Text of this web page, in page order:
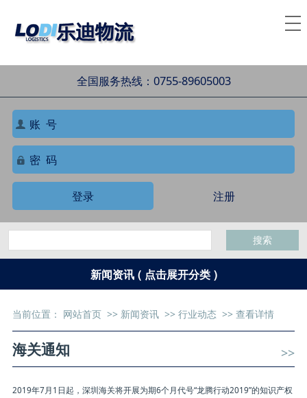
全国服务热线：0755-89605003
登录 注册
搜索
新闻资讯 ( 点击展开分类 )
当前位置： 网站首页>> 新闻资讯>> 行业动态>> 查看详情
海关通知 >>
2019年7月1日起，深圳海关将开展为期6个月代号“龙腾行动2019”的知识产权